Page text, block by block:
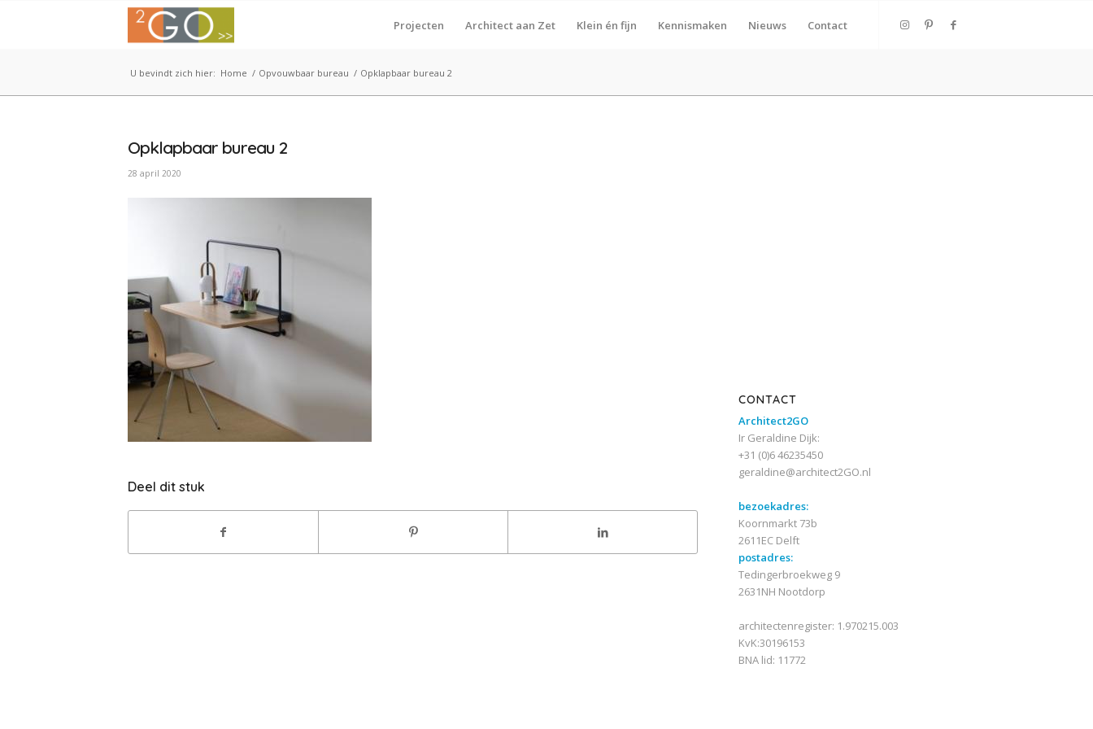
Projecten Architect aan Zet Klein én fijn Kennismaken Nieuws Contact
U bevindt zich hier: Home / Opvouwbaar bureau / Opklapbaar bureau 2
Opklapbaar bureau 2
28 april 2020
Deel dit stuk
CONTACT
Architect2GO
Ir Geraldine Dijk:
+31 (0)6 46235450
geraldine@architect2GO.nl
bezoekadres:
Koornmarkt 73b
2611EC Delft
postadres:
Tedingerbroekweg 9
2631NH Nootdorp
architectenregister: 1.970215.003
KvK:30196153
BNA lid: 11772